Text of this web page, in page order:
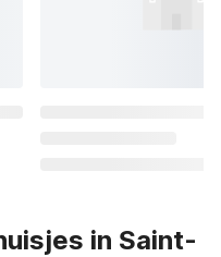
in Saint-